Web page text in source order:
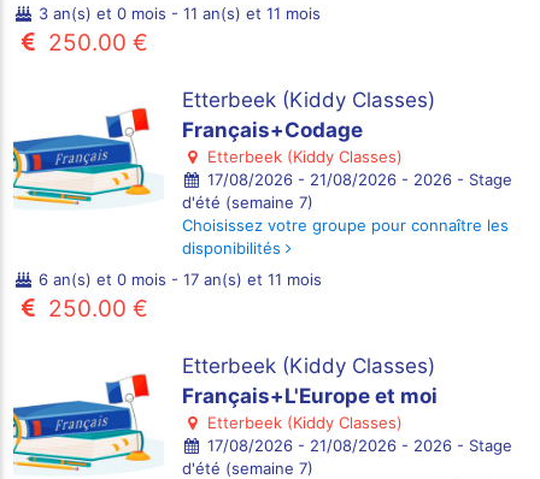
3 an(s) et 0 mois - 11 an(s) et 11 mois
250.00 €
Etterbeek (Kiddy Classes)
Français+Codage
Etterbeek (Kiddy Classes)
17/08/2026 - 21/08/2026 - 2026 - Stage
d'été (semaine 7)
Choisissez votre groupe pour connaître les
disponibilités
6 an(s) et 0 mois - 17 an(s) et 11 mois
250.00 €
Etterbeek (Kiddy Classes)
Français+L'Europe et moi
Etterbeek (Kiddy Classes)
17/08/2026 - 21/08/2026 - 2026 - Stage
d'été (semaine 7)